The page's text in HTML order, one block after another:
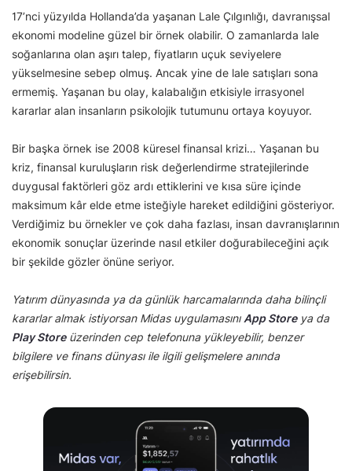
17’nci yüzyılda Hollanda’da yaşanan Lale Çılgınlığı, davranışsal
ekonomi modeline güzel bir örnek olabilir. O zamanlarda lale
soğanlarına olan aşırı talep, fiyatların uçuk seviyelere
yükselmesine sebep olmuş. Ancak yine de lale satışları sona
ermemiş. Yaşanan bu olay, kalabalığın etkisiyle irrasyonel
kararlar alan insanların psikolojik tutumunu ortaya koyuyor.
Bir başka örnek ise 2008 küresel finansal krizi… Yaşanan bu
kriz, finansal kuruluşların risk değerlendirme stratejilerinde
duygusal faktörleri göz ardı ettiklerini ve kısa süre içinde
maksimum kâr elde etme isteğiyle hareket edildiğini gösteriyor.
Verdiğimiz bu örnekler ve çok daha fazlası, insan davranışlarının
ekonomik sonuçlar üzerinde nasıl etkiler doğurabileceğini açık
bir şekilde gözler önüne seriyor.
Yatırım dünyasında ya da günlük harcamalarında daha bilinçli
kararlar almak istiyorsan Midas uygulamasını App Storeya da
Play Storeüzerinden cep telefonuna yükleyebilir, benzer
bilgilere ve finans dünyası ile ilgili gelişmelere anında
erişebilirsin.